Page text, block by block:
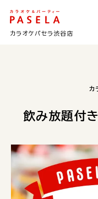
カラオケパセラ渋谷店
カ
飲み放題付